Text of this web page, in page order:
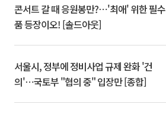
콘서트 갈 때 응원봉만?⋯'최애' 위한 필수
품 등장이오! [솔드아웃]
서울시, 정부에 정비사업 규제 완화 '건
의'⋯국토부 "협의 중" 입장만 [종합]